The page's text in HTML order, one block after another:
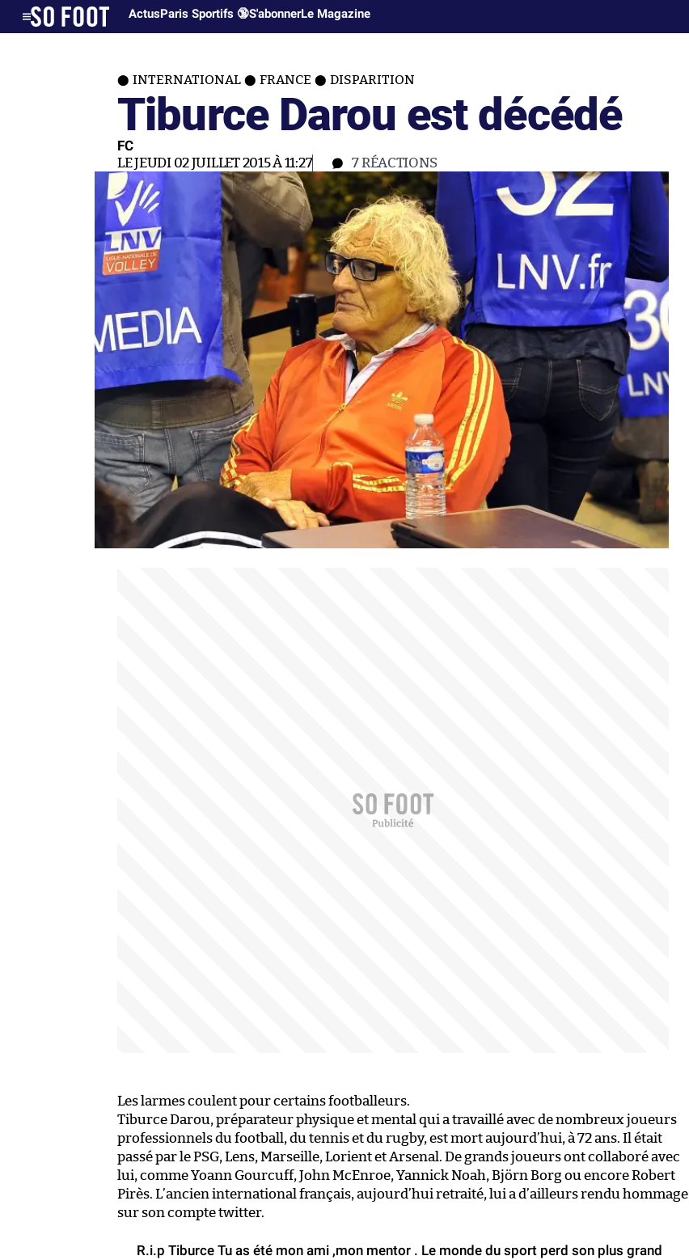
ActusParis Sportifs 🔞S'abonnerLe Magazine
INTERNATIONAL FRANCE DISPARITION
Tiburce Darou est décédé
FC
LE JEUDI 02 JUILLET 2015 À 11:27 7RÉACTIONS
Les larmes coulent pour certains footballeurs.
Tiburce Darou, préparateur physique et mental qui a travaillé avec de nombreux joueurs
professionnels du football, du tennis et du rugby, est mort aujourd’hui, à 72 ans. Il était
passé par le PSG, Lens, Marseille, Lorient et Arsenal. De grands joueurs ont collaboré avec
lui, comme Yoann Gourcuff, John McEnroe, Yannick Noah, Björn Borg ou encore Robert
Pirès. L’ancien international français, aujourd’hui retraité, lui a d’ailleurs rendu hommage
sur son compte twitter.
R.i.p Tiburce Tu as été mon ami ,mon mentor . Le monde du sport perd son plus grand